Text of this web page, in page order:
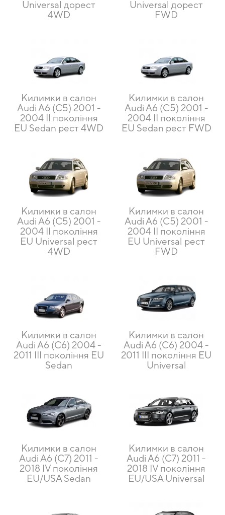
Universal дорест
4WD
Universal дорест
FWD
Килимки в салон
Audi A6 (C5) 2001 -
2004 II покоління
EU Sedan рест 4WD
Килимки в салон
Audi A6 (C5) 2001 -
2004 II покоління
EU Sedan рест FWD
Килимки в салон
Audi A6 (C5) 2001 -
2004 II покоління
EU Universal рест
4WD
Килимки в салон
Audi A6 (C5) 2001 -
2004 II покоління
EU Universal рест
FWD
Килимки в салон
Audi A6 (C6) 2004 -
2011 III покоління EU
Sedan
Килимки в салон
Audi A6 (C6) 2004 -
2011 III покоління EU
Universal
Килимки в салон
Audi A6 (C7) 2011 -
2018 IV покоління
EU/USA Sedan
Килимки в салон
Audi A6 (C7) 2011 -
2018 IV покоління
EU/USA Universal